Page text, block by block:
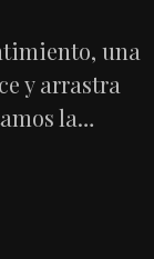
una
y arrastra
la…